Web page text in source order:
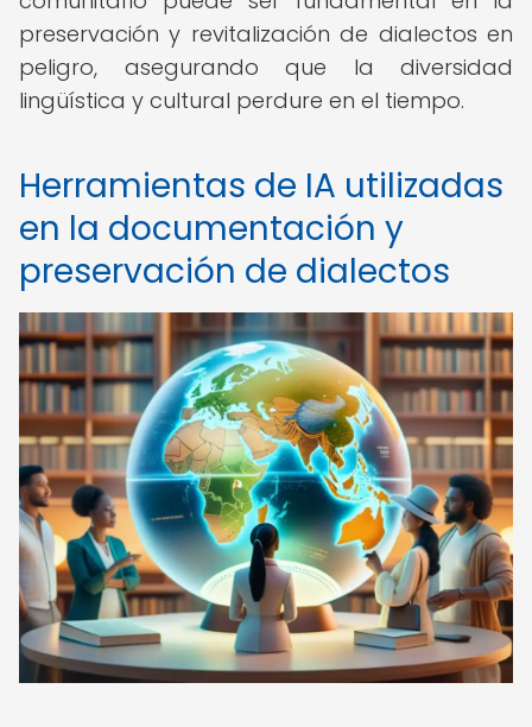
preservación y revitalización de dialectos en
peligro, asegurando que la diversidad
lingüística y cultural perdure en el tiempo.
Herramientas de IA utilizadas
en la documentación y
preservación de dialectos